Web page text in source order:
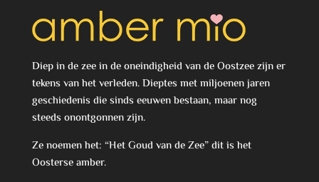
Diep in de zee in de oneindigheid van de Oostzee zijn er
tekens van het verleden. Dieptes met miljoenen jaren
geschiedenis die sinds eeuwen bestaan, maar nog
steeds onontgonnen zijn.
Ze noemen het: “Het Goud van de Zee” dit is het
Oosterse amber.